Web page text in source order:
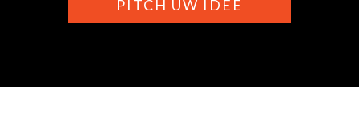
PITCH UW IDEE